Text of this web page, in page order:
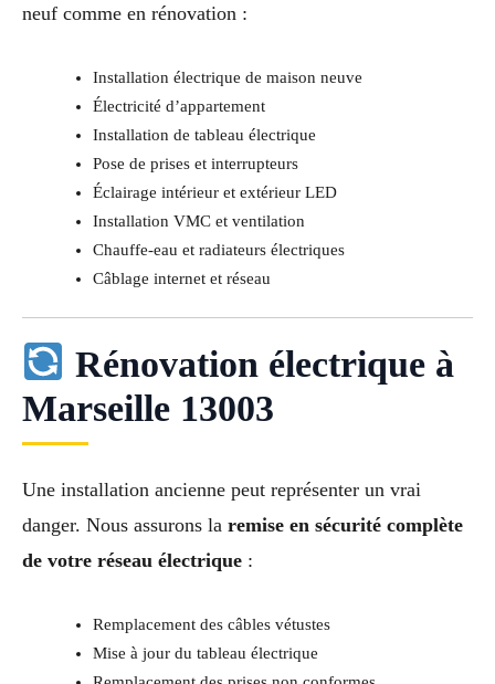
neuf comme en rénovation :
Installation électrique de maison neuve
Électricité d’appartement
Installation de tableau électrique
Pose de prises et interrupteurs
Éclairage intérieur et extérieur LED
Installation VMC et ventilation
Chauffe-eau et radiateurs électriques
Câblage internet et réseau
Rénovation électrique à
Marseille 13003
Une installation ancienne peut représenter un vrai
danger. Nous assurons la remise en sécurité complète
de votre réseau électrique :
Remplacement des câbles vétustes
Mise à jour du tableau électrique